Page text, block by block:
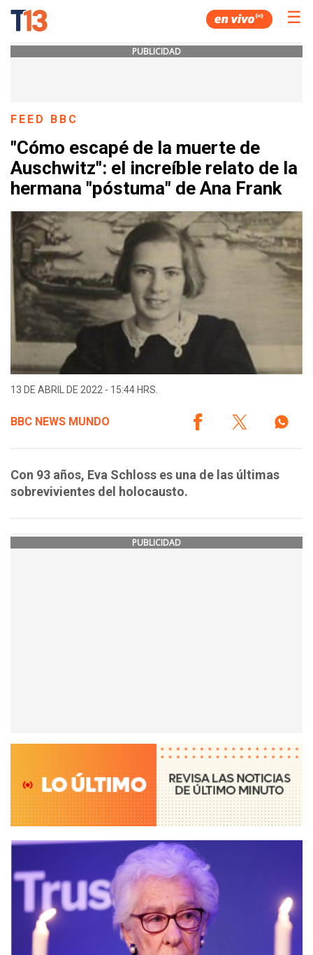
☰
PUBLICIDAD
FEED BBC
"Cómo escapé de la muerte de
Auschwitz": el increíble relato de la
hermana "póstuma" de Ana Frank
13 DE ABRIL DE 2022 - 15:44 HRS.
BBC NEWS MUNDO
Con 93 años, Eva Schloss es una de las últimas
sobrevivientes del holocausto.
PUBLICIDAD